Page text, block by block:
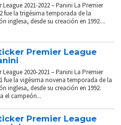
2021-2022 – Panini La Premier
fue la trigésima temporada de la
inglesa, desde su creación en 1992....
Premier League
2020-2021 – Panini La Premier
fue la vigésima novena temporada de la
inglesa, desde su creación en 1992.
el campeón...
Premier League